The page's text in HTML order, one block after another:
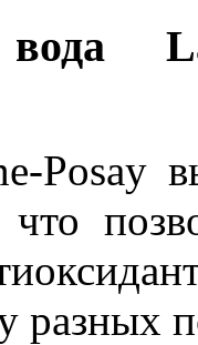
Posay
что
разных